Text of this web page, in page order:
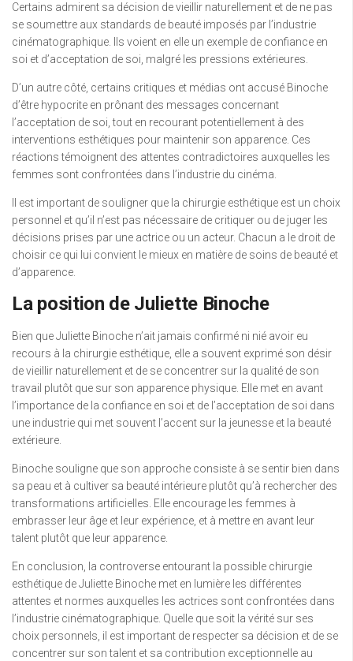
Certains admirent sa décision de vieillir naturellement et de ne pas
se soumettre aux standards de beauté imposés par l’industrie
cinématographique. Ils voient en elle un exemple de confiance en
soi et d’acceptation de soi, malgré les pressions extérieures.
D’un autre côté, certains critiques et médias ont accusé Binoche
d’être hypocrite en prônant des messages concernant
l’acceptation de soi, tout en recourant potentiellement à des
interventions esthétiques pour maintenir son apparence. Ces
réactions témoignent des attentes contradictoires auxquelles les
femmes sont confrontées dans l’industrie du cinéma.
Il est important de souligner que la chirurgie esthétique est un choix
personnel et qu’il n’est pas nécessaire de critiquer ou de juger les
décisions prises par une actrice ou un acteur. Chacun a le droit de
choisir ce qui lui convient le mieux en matière de soins de beauté et
d’apparence.
La position de Juliette Binoche
Bien que Juliette Binoche n’ait jamais confirmé ni nié avoir eu
recours à la chirurgie esthétique, elle a souvent exprimé son désir
de vieillir naturellement et de se concentrer sur la qualité de son
travail plutôt que sur son apparence physique. Elle met en avant
l’importance de la confiance en soi et de l’acceptation de soi dans
une industrie qui met souvent l’accent sur la jeunesse et la beauté
extérieure.
Binoche souligne que son approche consiste à se sentir bien dans
sa peau et à cultiver sa beauté intérieure plutôt qu’à rechercher des
transformations artificielles. Elle encourage les femmes à
embrasser leur âge et leur expérience, et à mettre en avant leur
talent plutôt que leur apparence.
En conclusion, la controverse entourant la possible chirurgie
esthétique de Juliette Binoche met en lumière les différentes
attentes et normes auxquelles les actrices sont confrontées dans
l’industrie cinématographique. Quelle que soit la vérité sur ses
choix personnels, il est important de respecter sa décision et de se
concentrer sur son talent et sa contribution exceptionnelle au